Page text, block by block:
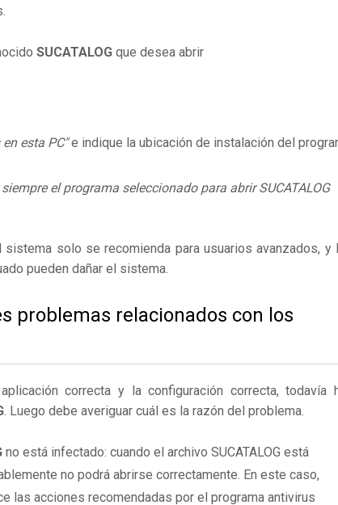
SUCATALOG que desea abrir
esta PC"e indique la ubicación de instalación del
siempre el programa seleccionado para abrir SUCATALOG
sistema solo se recomienda para usuarios avanzados, y
pueden dañar el sistema.
problemas relacionados con los
correcta y la configuración correcta, todavía
. Luego debe averiguar cuál es la razón del problema.
no está infectado: cuando el archivo SUCATALOG está
no podrá abrirse correctamente. En este caso,
las acciones recomendadas por el programa antivirus